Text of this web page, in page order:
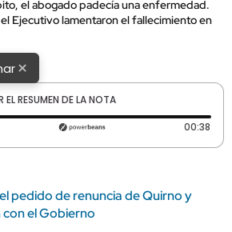
el abogado padecía una enfermedad.
Ejecutivo lamentaron el fallecimiento en
×
EL RESUMEN DE LA NOTA
transcurrido: 0 segundos 00:38
pedido de renuncia de Quirno y
el Gobierno